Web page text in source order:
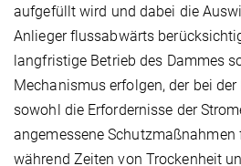
aufgefüllt wird und dabei die
Anlieger flussabwärts
langfristige Betrieb des Dammes
Mechanismus erfolgen, der bei
sowohl die Erfordernisse der
angemessene Schutzmaßnahmen
während Zeiten von Trockenheit